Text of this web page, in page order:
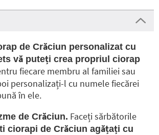
de Crăciun personalizat cu
vă puteți crea propriul ciorap
fiecare membru al familiei sau
personalizați-l cu numele fiecărei
în ele.
de Crăciun. Faceți sărbătorile
ciorapi de Crăciun agățați cu